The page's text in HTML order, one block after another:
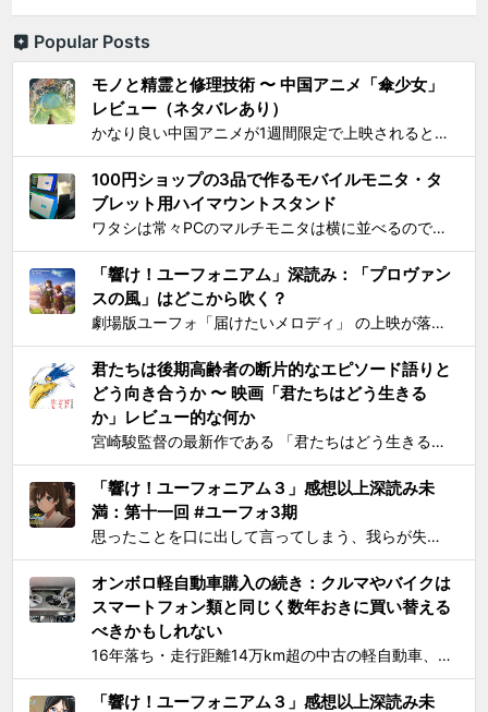
Popular Posts
モノと精霊と修理技術 〜 中国アニメ「傘少女」
レビュー（ネタバレあり）
かなり良い中国アニメが1週間限定で上映されるとSNS上で見かけ、それがたまたま通勤圏内の映画館だったし、なにより「 羅小黒戦記 」で食らった衝撃を忘れることはできないので、 映画『傘少女 ー精霊たちの物語ー』 を見てきた。 いかにも中国アニメと思わせるプロローグからタイトルが...
100円ショップの3品で作るモバイルモニタ・タ
ブレット用ハイマウントスタンド
ワタシは常々PCのマルチモニタは横に並べるのではなく縦に積み重ねろと主張してきたわけですが 📺📺 ← こうじゃなくて 📺 ← 📺 ← こう！ ノートPCの画面上部にモバイルモニター・タブレットをこのように配置するスタンドを探しても一長一短なので、100円ショ...
「響け！ユーフォニアム」深読み：「プロヴァン
スの風」はどこから吹く？
劇場版ユーフォ「届けたいメロディ」 の上映が落ち着いてきたので、そろそろ久美子が高校1年生時代の話をするのもおしまいにする頃合いと見て小ネタを投下。 原作小説とは違ってアニメ版では、課題曲：「プロヴァンスの風」、自由曲「三日月の舞」となっているのは皆さんご存知の通り。「...
君たちは後期高齢者の断片的なエピソード語りと
どう向き合うか 〜 映画「君たちはどう生きる
か」レビュー的な何か
宮崎駿監督の最新作である 「君たちはどう生きるか」 を、封切初日のちょうど先週に見た。 個人的には、アニメとしては楽しめたけど物語はつまらないと感じた。エンドクレジットのプロデューサー欄に実の息子である宮崎吾朗氏の名前が載ってて最悪とも思ったりしたのだが、見た直後に呟いたこと...
「響け！ユーフォニアム３」感想以上深読み未
満：第十一回 #ユーフォ3期
思ったことを口に出して言ってしまう、我らが失言王たる黄前久美子がまたもやブチかましてくれました。 「変ですよね、学校の吹奏楽って」 リアルな吹奏楽の世界では一種の禁句めいた話題らしいところまで切り込んでくるあたり、ユーフォ3の覚悟の程が再確認できます。 それはともかく久...
オンボロ軽自動車購入の続き：クルマやバイクは
スマートフォン類と同じく数年おきに買い替える
べきかもしれない
16年落ち・走行距離14万km超の中古の軽自動車、2006年式スズキKeiワークス（HN22S型）の2WD・MT版を買った のが1ヶ月とちょっと前、あれこれと手を加えては都度Twitterに報告していたが、購入当初に予定していたモデファイがだいたい落ち着いたので中間報告と、いじっ...
「響け！ユーフォニアム３」感想以上深読み未